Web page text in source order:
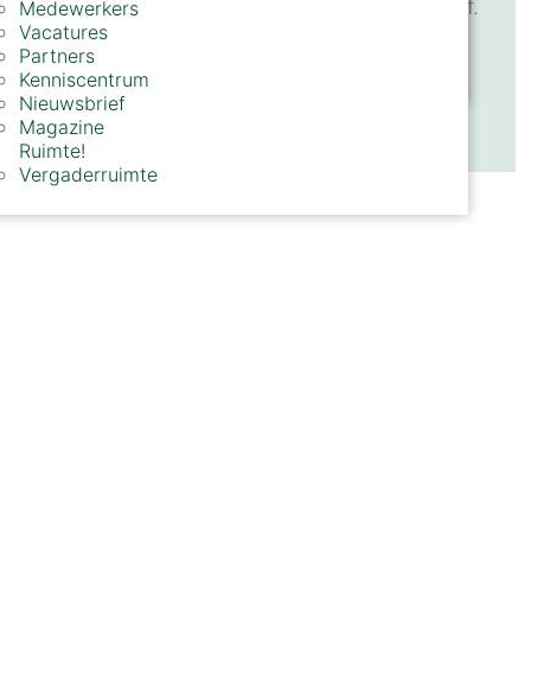
advies​
Stikstof
advies​
Medewerkers
Vacatures
Partners
Kenniscentrum
Nieuwsbrief
Magazine
Ruimte!
Vergaderruimte
gericht op het beste resultaat voor uw bedrijf.
Contact opnemen
Over VanWestreenen